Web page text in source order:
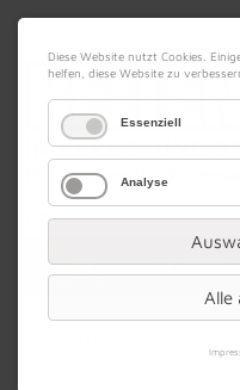
07. August 2026
Werbung
Diese Website nutzt Cookies.
helfen, diese Website zu
Essenziell
Analyse
Alle